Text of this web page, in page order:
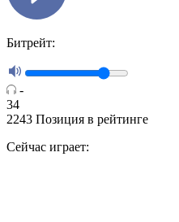
Битрейт:
-
34
2243 Позиция в рейтинге
Сейчас играет: